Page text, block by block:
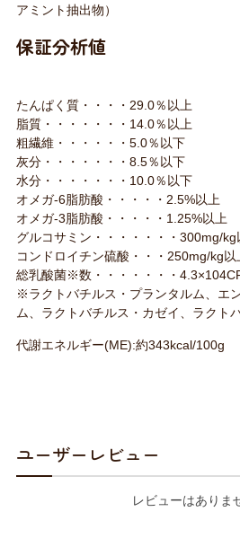
アミント抽出物）
保証分析値
たんぱく質・・・・29.0％以上
脂質・・・・・・・14.0％以上
粗繊維・・・・・・5.0％以下
灰分・・・・・・・8.5％以下
水分・・・・・・・10.0％以下
オメガ-6脂肪酸・・・・・2.5%以上
オメガ-3脂肪酸・・・・・1.25%以上
グルコサミン・・・・・・・300mg/kg
コンドロイチン硫酸・・・250mg/kg以
総乳酸菌※数・・・・・・・
※ラクトバチルス・プランタルム、エ
ム、ラクトバチルス・カゼイ、ラクト
代謝エネルギー(ME):約343kcal/100g
ユーザーレビュー
レビューはありま